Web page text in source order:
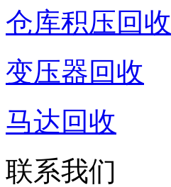
仓库积压回收
变压器回收
马达回收
联系我们